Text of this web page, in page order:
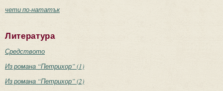
чети по-нататък
Литература
Средството
Из романа “Петрихор” (1)
Из романа “Петрихор” (2)